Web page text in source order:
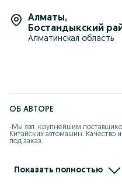
Алматы,
Бостандыкский
Алматинская область
ОБ АВТОРЕ
-Мы явл. крупнейшим
Китайских автомашин. Качество
под заказ.
- Действует покупка в рассрочку.
Показать полностью